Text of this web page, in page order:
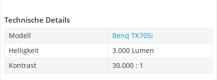
Technische Details
Modell
Benq TK705i
Helligkeit
3.000 Lumen
Kontrast
30.000 : 1